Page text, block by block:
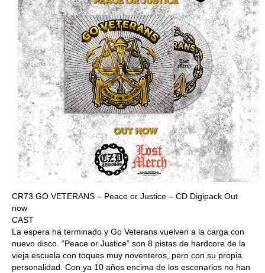
CR73 GO VETERANS – Peace or Justice – CD Digipack Out
now
CAST
La espera ha terminado y Go Veterans vuelven a la carga con
nuevo disco. “Peace or Justice” son 8 pistas de hardcore de la
vieja escuela con toques muy noventeros, pero con su propia
personalidad. Con ya 10 años encima de los escenarios no han